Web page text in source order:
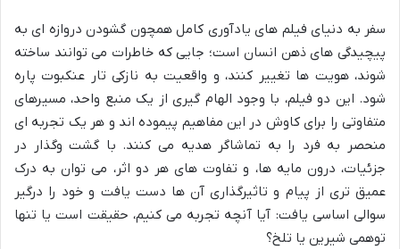
سفر به دنیای فیلم های یادآوری کامل همچون گشودن دروازه ای به
پیچیدگی های ذهن انسان است؛ جایی که خاطرات می توانند ساخته
شوند، هویت ها تغییر کنند، و واقعیت به نازکی تار عنکبوت پاره
شود. این دو فیلم، با وجود الهام گیری از یک منبع واحد، مسیرهای
متفاوتی را برای کاوش در این مفاهیم پیموده اند و هر یک تجربه ای
منحصر به فرد را به تماشاگر هدیه می کنند. با گشت وگذار در
جزئیات، درون مایه ها، و تفاوت های هر دو اثر، می توان به درک
عمیق تری از پیام و تاثیرگذاری آن ها دست یافت و خود را درگیر
سوالی اساسی یافت: آیا آنچه تجربه می کنیم، حقیقت است یا تنها
توهمی شیرین یا تلخ؟